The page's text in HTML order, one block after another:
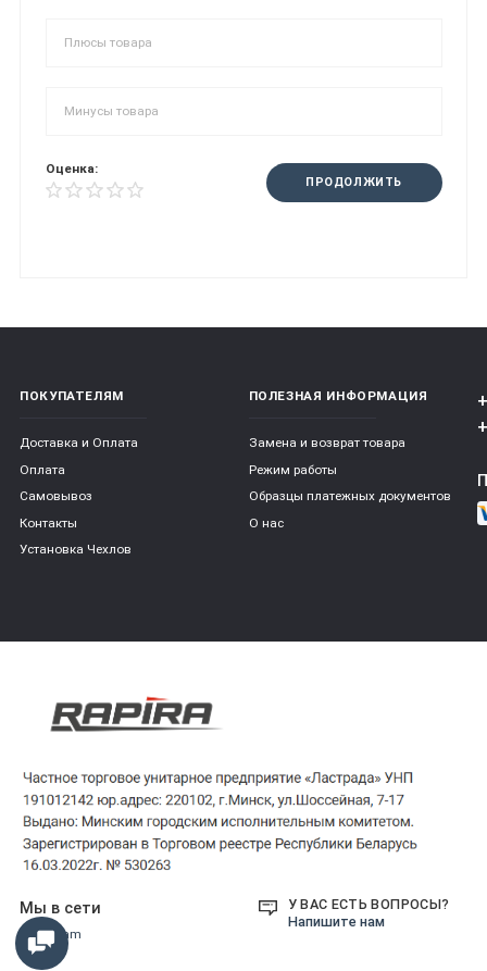
Оценка:
ПРОДОЛЖИТЬ
ПОКУПАТЕЛЯМ
Доставка и Оплата
Оплата
Самовывоз
Контакты
Установка Чехлов
ПОЛЕЗНАЯ ИНФОРМАЦИЯ
Замена и возврат товара
Режим работы
Образцы платежных документов
О нас
У ВАС ЕСТЬ ВОПРОСЫ?
Напишите нам
Мы в сети
Instagram